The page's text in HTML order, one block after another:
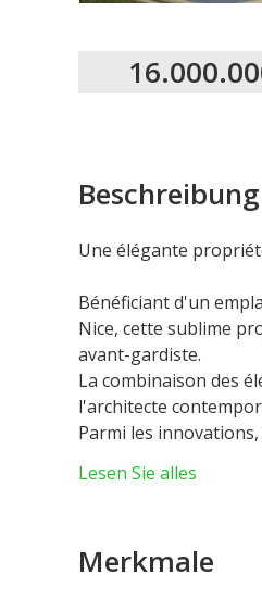
Beschreibung
Une élégante
Bénéficiant d'un
Nice, cette sublime
avant-gardiste.
La combinaison des
l'architecte
Parmi les
estompent les limites
instant.
Lesen Sie alles
Merkmale